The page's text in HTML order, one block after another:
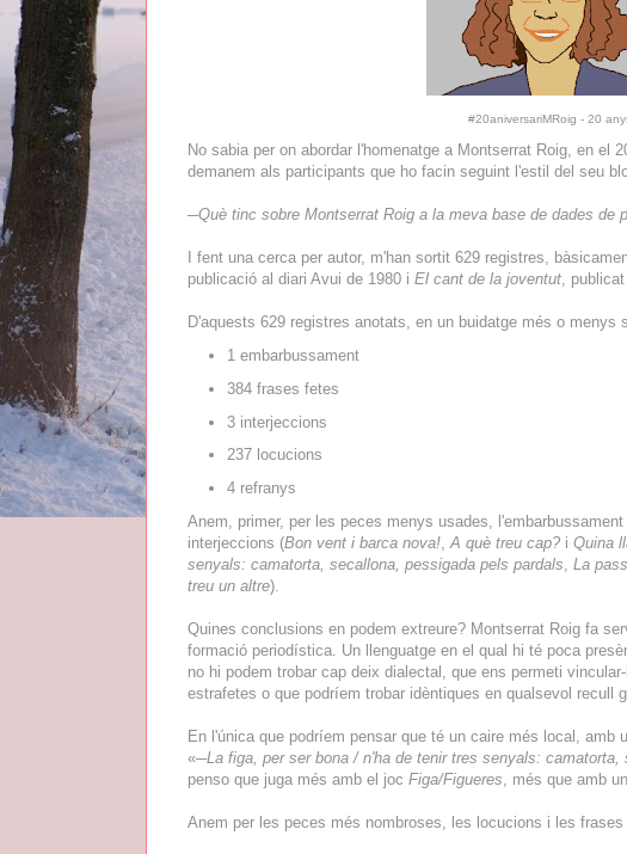
#20aniversariMRoig - 20
No sabia per on abordar l'homenatge a Montserrat Roig, en el
demanem als participants que ho facin seguint l'estil del seu
─Què tinc sobre Montserrat Roig a la meva base de dades de
I fent una cerca per autor, m'han sortit 629 registres,
publicació al diari Avui de 1980 i El cant de la joventut,
D'aquests 629 registres anotats, en un buidatge més o
1 embarbussament
384 frases fetes
3 interjeccions
237 locucions
4 refranys
Anem, primer, per les peces menys usades, l'embarbussament
interjeccions (Bon vent i barca nova! A què treu cap? i Quina
senyals: camatorta, secallona, pessigada pels pardals La
treu un altre).
Quines conclusions en podem extreure? Montserrat Roig fa
formació periodística. Un llenguatge en el qual hi té poca
no hi podem trobar cap deix dialectal, que ens permeti
estrafetes o que podríem trobar idèntiques en qualsevol recull
En l'única que podríem pensar que té un caire més local, amb
«─La figa, per ser bona / n'ha de tenir tres senyals:
penso que juga més amb el joc Figa/Figueres , més que amb
Anem per les peces més nombroses, les locucions i les frases